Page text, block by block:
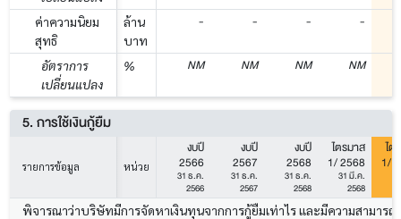
ค่าความนิยม
สุทธิ
ล้าน
บาท
- - - -
อัตราการ
เปลี่ยนแปลง
% NM NM NM NM
5. การใช้เงินกู้ยืม
รายการข้อมูล หน่วย
งบปี
2566
31 ธ.ค.
2566
งบปี
2567
31 ธ.ค.
2567
งบปี
2568
31 ธ.ค.
2568
ไตรมาส
1/ 2568
31 มี.ค.
2568
ไต
1/
พิจารณาว่าบริษัทมีการจัดหาเงินทุนจากการกู้ยืมเท่าไร และมีความสามารถ